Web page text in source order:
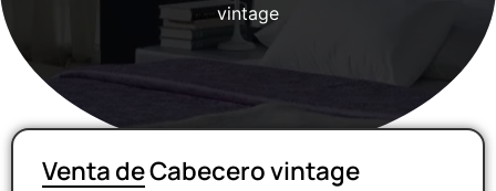
vintage
Venta de Cabecero vintage